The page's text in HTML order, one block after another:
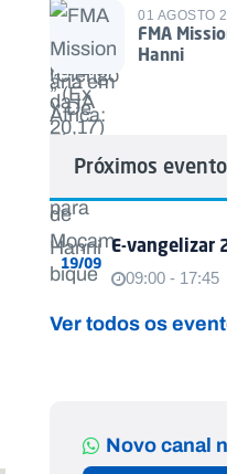
01 AGOSTO
FMA
Hanni
Próximos
19/09
E-vangelizar
09:00 - 17:45
Ver todos os
Novo canal